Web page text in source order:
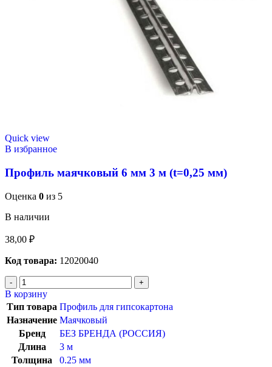
Quick view
В избранное
Профиль маячковый 6 мм 3 м (t=0,25 мм)
Оценка 0 из 5
В наличии
38,00 ₽
Код товара: 12020040
В корзину
Тип товара Профиль для гипсокартона
Назначение Маячковый
Бренд
БЕЗ БРЕНДА (РОССИЯ)
Длина
3 м
Толщина
0.25 мм